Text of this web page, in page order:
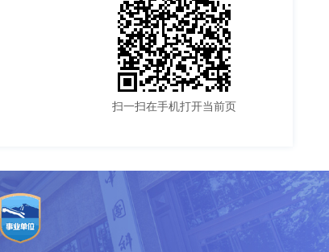
扫一扫在手机打开当前页